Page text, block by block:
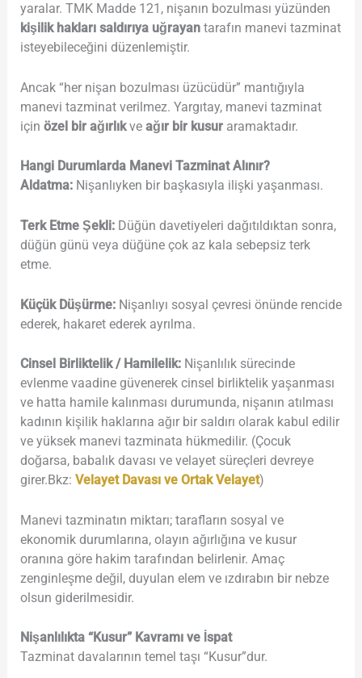
yaralar. TMK Madde 121, nişanın bozulması yüzünden
kişilik hakları saldırıya uğrayantarafın manevi tazminat
isteyebileceğini düzenlemiştir.
Ancak “her nişan bozulması üzücüdür” mantığıyla
manevi tazminat verilmez. Yargıtay, manevi tazminat
için özel bir ağırlıkve ağır bir kusuraramaktadır.
Hangi Durumlarda Manevi Tazminat Alınır?
Aldatma:Nişanlıyken bir başkasıyla ilişki yaşanması.
Terk Etme Şekli:Düğün davetiyeleri dağıtıldıktan sonra,
düğün günü veya düğüne çok az kala sebepsiz terk
etme.
Küçük Düşürme:Nişanlıyı sosyal çevresi önünde rencide
ederek, hakaret ederek ayrılma.
Cinsel Birliktelik / Hamilelik:Nişanlılık sürecinde
evlenme vaadine güvenerek cinsel birliktelik yaşanması
ve hatta hamile kalınması durumunda, nişanın atılması
kadının kişilik haklarına ağır bir saldırı olarak kabul edilir
ve yüksek manevi tazminata hükmedilir. (Çocuk
doğarsa, babalık davası ve velayet süreçleri devreye
girer.Bkz: Velayet Davası ve Ortak Velayet)
Manevi tazminatın miktarı; tarafların sosyal ve
ekonomik durumlarına, olayın ağırlığına ve kusur
oranına göre hakim tarafından belirlenir. Amaç
zenginleşme değil, duyulan elem ve ızdırabın bir nebze
olsun giderilmesidir.
Nişanlılıkta “Kusur” Kavramı ve İspat
Tazminat davalarının temel taşı “Kusur”dur.